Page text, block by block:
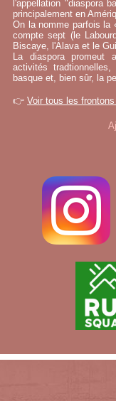
l'appellation "diaspora
principalement en
On la nomme parfois la
compte sept (le
Biscaye, l'Alava et le
La diaspora promeut
activités
basque et, bien sûr, la
👉 Voir tous les